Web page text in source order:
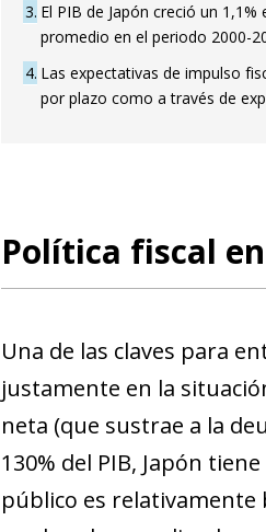
3 El PIB de Japón creció un
promedio en el periodo 2000-
4 Las expectativas de impulso
por plazo como a través de
Política fiscal
Una de las claves para
justamente en la
neta (que sustrae a la
130% del PIB, Japón
público es